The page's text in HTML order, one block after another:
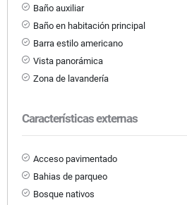
Baño auxiliar
Baño en habitación principal
Barra estilo americano
Vista panorámica
Zona de lavandería
Características externas
Acceso pavimentado
Bahias de parqueo
Bosque nativos